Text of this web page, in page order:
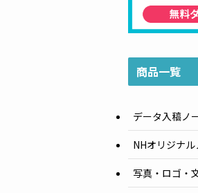
商品一覧
データ入稿ノ
NHオリジナル
写真・ロゴ・